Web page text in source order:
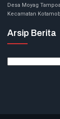
Desa Moyag
Kecamatan
Arsip Berita